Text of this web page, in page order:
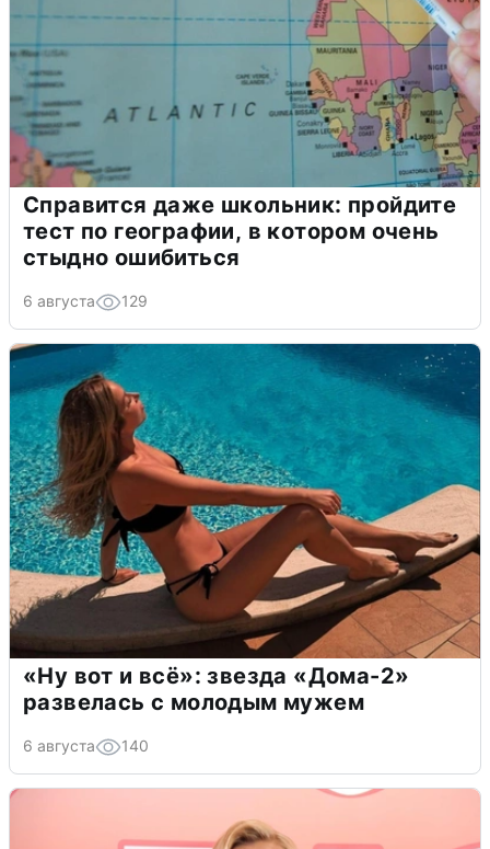
Справится даже школьник: пройдите
тест по географии, в котором очень
стыдно ошибиться
6 августа 129
«Ну вот и всё»: звезда «Дома-2»
развелась с молодым мужем
6 августа 140